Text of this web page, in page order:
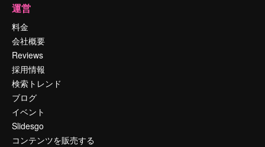
運営
料金
会社概要
Reviews
採用情報
検索トレンド
ブログ
イベント
Slidesgo
コンテンツを販売する